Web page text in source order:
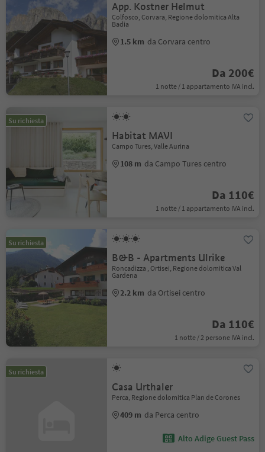
App. Kostner Helmut
Colfosco, Corvara, Regione dolomitica Alta
Badia
1.5 km da Corvara centro
Da 200€
1 notte / 1 appartamento IVA incl.
Su richiesta
Habitat MAVI
Campo Tures, Valle Aurina
108 m da Campo Tures centro
Da 110€
1 notte / 1 appartamento IVA incl.
Su richiesta
B&B - Apartments Ulrike
Roncadizza , Ortisei, Regione dolomitica Val
Gardena
2.2 km da Ortisei centro
Da 110€
1 notte / 2 persone IVA incl.
Su richiesta
Casa Urthaler
Perca, Regione dolomitica Plan de Corones
409 m da Perca centro
Alto Adige Guest Pass